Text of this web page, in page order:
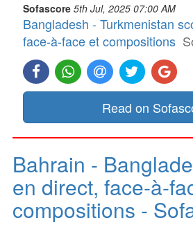
Sofascore 5th Jul, 2025 07:00 AM
Bangladesh - Turkmenistan
face-à-face et compositions
Read on
Bahrain -
en direct, face-à-
compositions -